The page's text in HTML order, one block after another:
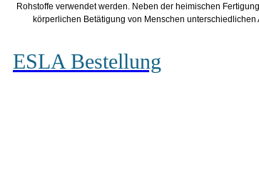
Rohstoffe verwendet werden. Neben der heimischen
körperlichen Betätigung von Menschen
ESLA Bestellung